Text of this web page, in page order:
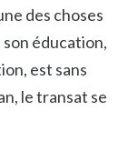
des choses
éducation,
est sans
le transat se